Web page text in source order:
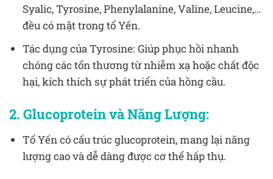
Syalic, Tyrosine, Phenylalanine, Valine, Leucine,…
đều có mặt trong tổ Yến.
Tác dụng của Tyrosine: Giúp phục hồi nhanh
chóng các tổn thương từ nhiễm xạ hoặc chất độc
hại, kích thích sự phát triển của hồng cầu.
2. Glucoprotein và Năng Lượng:
Tổ Yến có cấu trúc glucoprotein, mang lại năng
lượng cao và dễ dàng được cơ thể hấp thụ.